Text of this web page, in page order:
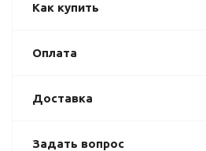
Как купить
Оплата
Доставка
Задать вопрос